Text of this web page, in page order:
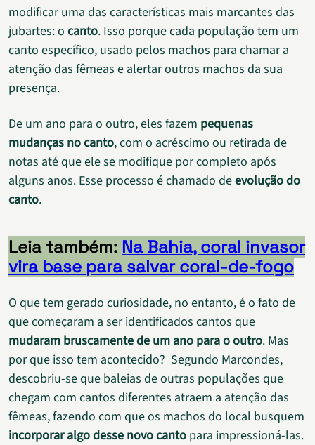
modificar uma das características mais marcantes das
jubartes: o canto. Isso porque cada população tem um
canto específico, usado pelos machos para chamar a
atenção das fêmeas e alertar outros machos da sua
presença.
De um ano para o outro, eles fazem pequenas
mudanças no canto, com o acréscimo ou retirada de
notas até que ele se modifique por completo após
alguns anos. Esse processo é chamado deevolução do
canto.
Leia também: Na Bahia, coral invasor
vira base para salvar coral-de-fogo
O que tem gerado curiosidade, no entanto, é o fato de
que começaram a ser identificados cantos que
mudaram bruscamente de um ano para o outro. Mas
por que isso tem acontecido? Segundo Marcondes,
descobriu-se que baleias de outras populações que
chegam com cantos diferentes atraem a atenção das
fêmeas, fazendo com que os machos do local busquem
incorporar algo desse novo canto para impressioná-las.